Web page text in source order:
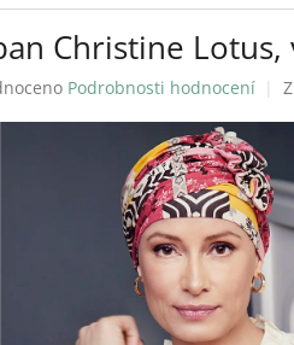
Christine Lotus,
Podrobnosti hodnocení